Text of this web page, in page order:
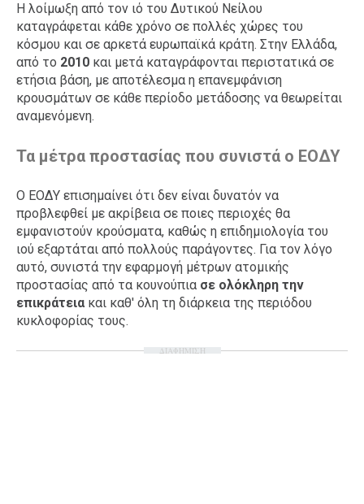
Η λοίμωξη από τον ιό του Δυτικού Νείλου
καταγράφεται κάθε χρόνο σε πολλές χώρες του
κόσμου και σε αρκετά ευρωπαϊκά κράτη. Στην Ελλάδα,
από το 2010 και μετά καταγράφονται περιστατικά σε
ετήσια βάση, με αποτέλεσμα η επανεμφάνιση
κρουσμάτων σε κάθε περίοδο μετάδοσης να θεωρείται
αναμενόμενη.
Τα μέτρα προστασίας που συνιστά ο ΕΟΔΥ
Ο ΕΟΔΥ επισημαίνει ότι δεν είναι δυνατόν να
προβλεφθεί με ακρίβεια σε ποιες περιοχές θα
εμφανιστούν κρούσματα, καθώς η επιδημιολογία του
ιού εξαρτάται από πολλούς παράγοντες. Για τον λόγο
αυτό, συνιστά την εφαρμογή μέτρων ατομικής
προστασίας από τα κουνούπια σε ολόκληρη την
επικράτεια και καθ' όλη τη διάρκεια της περιόδου
κυκλοφορίας τους.
ΔΙΑΦΗΜΙΣΗ